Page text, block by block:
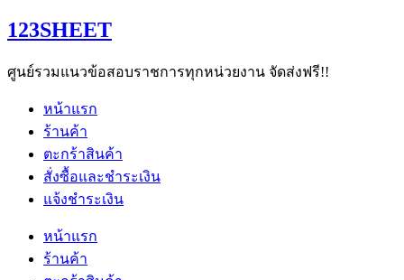
Skip
to
123SHEET
ศูนย์รวมแนวข้อสอบราชการทุกหน่วยงาน จัดส่งฟรี!!
หน้าแรก
ร้านค้า
ตะกร้าสินค้า
สั่งซื้อและชำระเงิน
แจ้งชำระเงิน
หน้าแรก
ร้านค้า